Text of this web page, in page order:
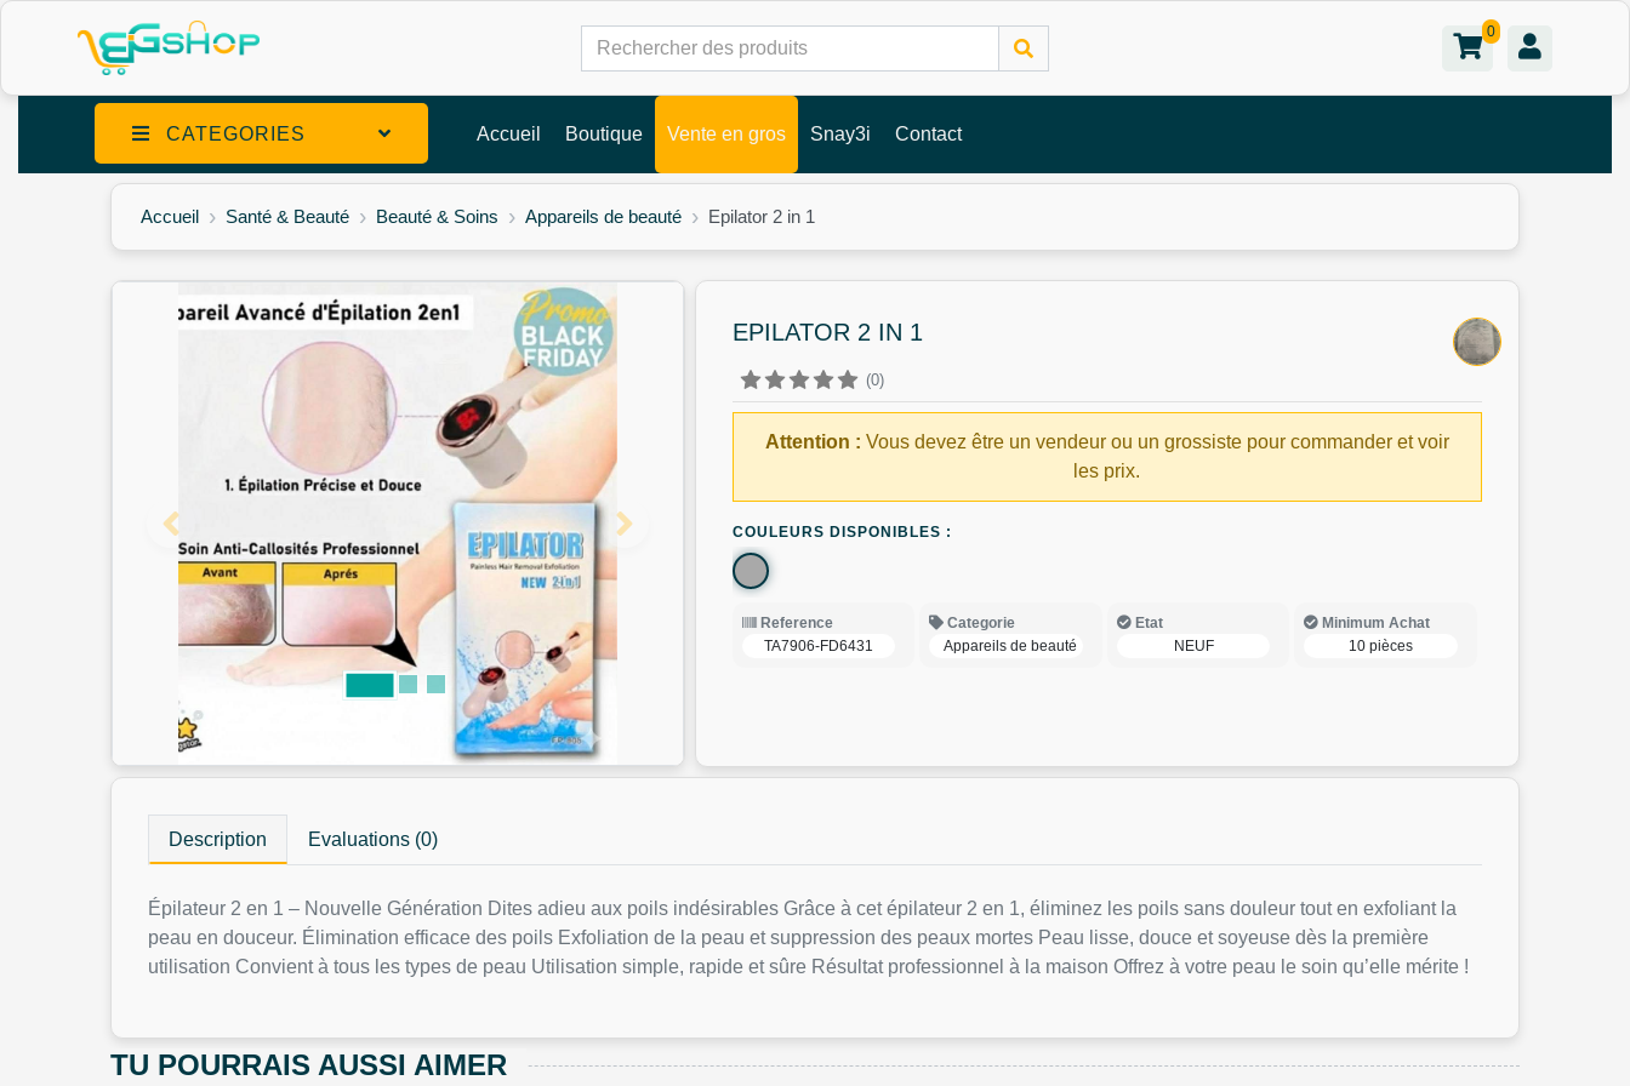
0
CATEGORIES Accueil Boutique Vente en gros Snay3i Contact
Accueil Santé & Beauté Beauté & Soins Appareils de beauté Epilator 2 in 1
EPILATOR 2 IN 1
(0)
Attention : Vous devez être un vendeur ou un grossiste pour commander et voir
les prix.
COULEURS DISPONIBLES :
Reference
TA7906-FD6431
Categorie
Appareils de beauté
Etat
NEUF
Minimum Achat
10 pièces
Description Evaluations (0)
Épilateur 2 en 1 – Nouvelle Génération Dites adieu aux poils indésirables Grâce à cet épilateur 2 en 1, éliminez les poils sans douleur tout en exfoliant la
peau en douceur. Élimination efficace des poils Exfoliation de la peau et suppression des peaux mortes Peau lisse, douce et soyeuse dès la première
utilisation Convient à tous les types de peau Utilisation simple, rapide et sûre Résultat professionnel à la maison Offrez à votre peau le soin qu’elle mérite !
TU POURRAIS AUSSI AIMER